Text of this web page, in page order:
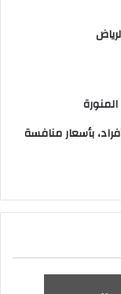
بأسعار منافسة